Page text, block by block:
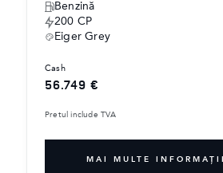
‎Benzină
200 CP
Eiger Grey
cash
56.749 €
Pretul include TVA
MAI MULTE INFORMAŢII